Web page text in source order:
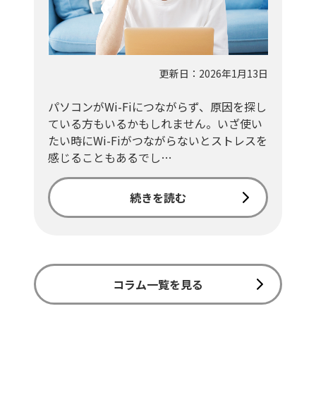
更新日：2026年1月13日
パソコンがWi-Fiにつながらず、原因を探し
ている方もいるかもしれません。いざ使い
たい時にWi-Fiがつながらないとストレスを
感じることもあるでし…
続きを読む
コラム一覧を見る